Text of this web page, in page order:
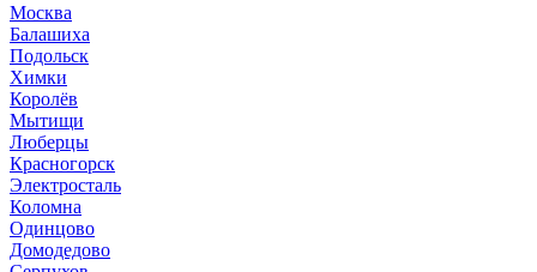
Москва
Балашиха
Подольск
Химки
Королёв
Мытищи
Люберцы
Красногорск
Электросталь
Коломна
Одинцово
Домодедово